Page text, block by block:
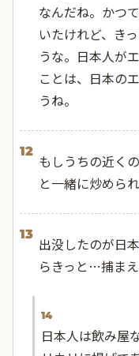
なんだね。かつ
いたけれど、き
うな。日本人が
ことは、日本の
うね。
12
もしうちの近く
と一緒に炒めら
13
出没したのが日
らきっと…捕ま
14
日本人は飲み屋